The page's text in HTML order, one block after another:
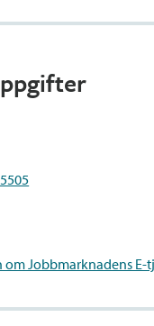
Jobbmarknadens E-